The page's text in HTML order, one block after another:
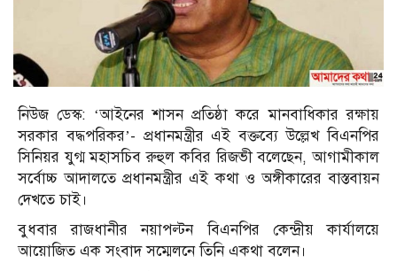
নিউজ ডেস্ক: ‘আইনের শাসন প্রতিষ্ঠা করে মানবাধিকার রক্ষায়
সরকার বদ্ধপরিকর’- প্রধানমন্ত্রীর এই বক্তব্যে উল্লেখ বিএনপির
সিনিয়র যুগ্ম মহাসচিব রুহুল কবির রিজভী বলেছেন, আগামীকাল
সর্বোচ্চ আদালতে প্রধানমন্ত্রীর এই কথা ও অঙ্গীকারের বাস্তবায়ন
দেখতে চাই।
বুধবার রাজধানীর নয়াপল্টন বিএনপির কেন্দ্রীয় কার্যালয়ে
আয়োজিত এক সংবাদ সম্মেলনে তিনি একথা বলেন।